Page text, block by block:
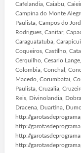
Cafelandia, Caiabu,
Campina do Monte
Paulista, Campos do
Rodrigues, Canitar,
Caraguatatuba,
Coqueiros, Castilho,
Cerquilho, Cesario
Colombia, Conchal,
Macedo, Corumbatai,
Paulista, Cruzalia,
Reis, Divinolandia,
Dracena, Duartina,
http://
http://
http://
http://